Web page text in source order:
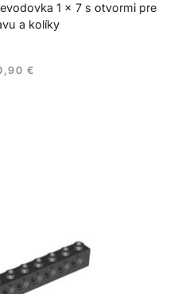
1 x 7 s otvormi pre
a kolíky
€